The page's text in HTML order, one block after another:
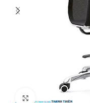
Click to enlarge